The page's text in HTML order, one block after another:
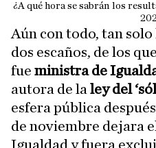
¿A qué hora se sabrán los
Aún con todo, tan
dos escaños, de los
fue ministra de
autora de la ley del
esfera pública
de noviembre dejara
Igualdad y fuera